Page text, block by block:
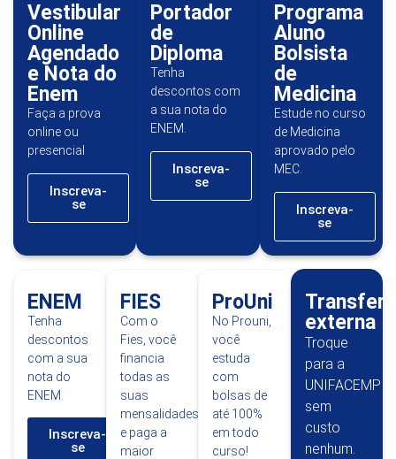
Vestibular
Online
Agendado
e Nota do
Enem
Faça a prova
online ou
presencial
Inscreva-
se
Portador
de
Diploma
Tenha
descontos com
a sua nota do
ENEM.
Inscreva-
se
Programa
Aluno
Bolsista
de
Medicina
Estude no curso
de Medicina
aprovado pelo
MEC.
Inscreva-
se
ENEM
Tenha
descontos
com a sua
nota do
ENEM.
Inscreva-
se
FIES
Com o
Fies, você
financia
todas as
suas
mensalidades
e paga a
maior
ProUni
No Prouni,
você
estuda
com
bolsas de
até 100%
em todo
curso!
externa
Troque
para a
UNIFACEMP
sem
custo
nenhum.